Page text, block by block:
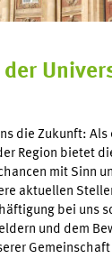
der
die Zukunft: Als
Region bietet
mit Sinn
aktuellen
bei uns
und dem